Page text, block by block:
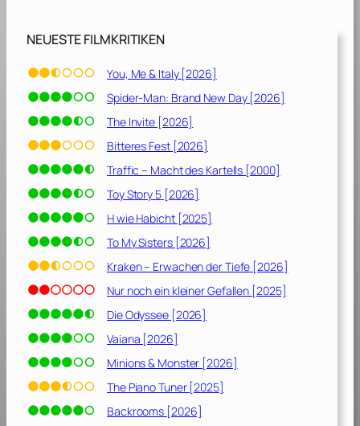
NEUESTE FILMKRITIKEN
You, Me & Italy [2026]
Spider-Man: Brand New Day [2026]
The Invite [2026]
Bitteres Fest [2026]
Traffic – Macht des Kartells [2000]
Toy Story 5 [2026]
H wie Habicht [2025]
To My Sisters [2026]
Kraken – Erwachen der Tiefe [2026]
Nur noch ein kleiner Gefallen [2025]
Die Odyssee [2026]
Vaiana [2026]
Minions & Monster [2026]
The Piano Tuner [2025]
Backrooms [2026]